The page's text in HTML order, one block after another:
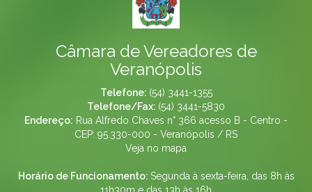
Câmara de Vereadores de
Veranópolis
Telefone: (54) 3441-1355
Telefone/Fax: (54) 3441-5830
Endereço: Rua Alfredo Chaves n° 366 acesso B - Centro -
CEP: 95.330-000 - Veranópolis / RS
Veja no mapa
Horário de Funcionamento: Segunda à sexta-feira, das 8h às